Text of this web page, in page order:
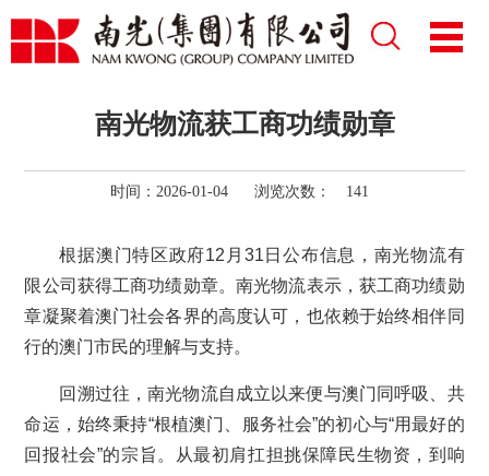
南光物流获工商功绩勋章
时间：2026-01-04 浏览次数： 141
根据澳门特区政府12月31日公布信息，南光物流有
限公司获得工商功绩勋章。南光物流表示，获工商功绩勋
章凝聚着澳门社会各界的高度认可，也依赖于始终相伴同
行的澳门市民的理解与支持。
回溯过往，南光物流自成立以来便与澳门同呼吸、共
命运，始终秉持“根植澳门、服务社会”的初心与“用最好的
回报社会”的宗旨。从最初肩扛担挑保障民生物资，到响